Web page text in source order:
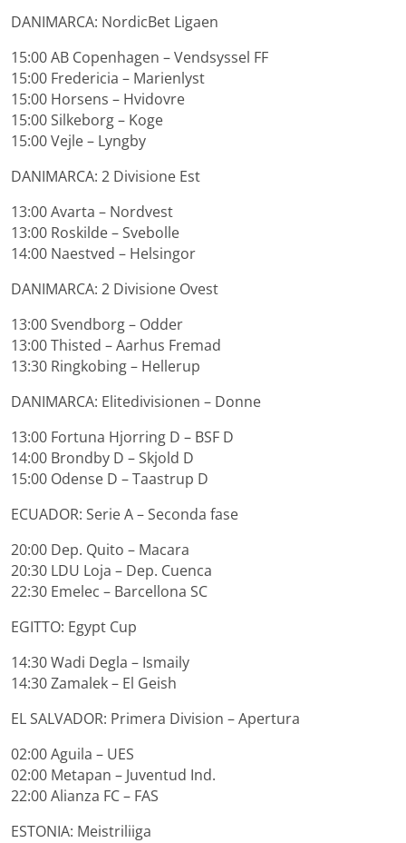
DANIMARCA: NordicBet Ligaen
15:00 AB Copenhagen – Vendsyssel FF
15:00 Fredericia – Marienlyst
15:00 Horsens – Hvidovre
15:00 Silkeborg – Koge
15:00 Vejle – Lyngby
DANIMARCA: 2 Divisione Est
13:00 Avarta – Nordvest
13:00 Roskilde – Svebolle
14:00 Naestved – Helsingor
DANIMARCA: 2 Divisione Ovest
13:00 Svendborg – Odder
13:00 Thisted – Aarhus Fremad
13:30 Ringkobing – Hellerup
DANIMARCA: Elitedivisionen – Donne
13:00 Fortuna Hjorring D – BSF D
14:00 Brondby D – Skjold D
15:00 Odense D – Taastrup D
ECUADOR: Serie A – Seconda fase
20:00 Dep. Quito – Macara
20:30 LDU Loja – Dep. Cuenca
22:30 Emelec – Barcellona SC
EGITTO: Egypt Cup
14:30 Wadi Degla – Ismaily
14:30 Zamalek – El Geish
EL SALVADOR: Primera Division – Apertura
02:00 Aguila – UES
02:00 Metapan – Juventud Ind.
22:00 Alianza FC – FAS
ESTONIA: Meistriliiga